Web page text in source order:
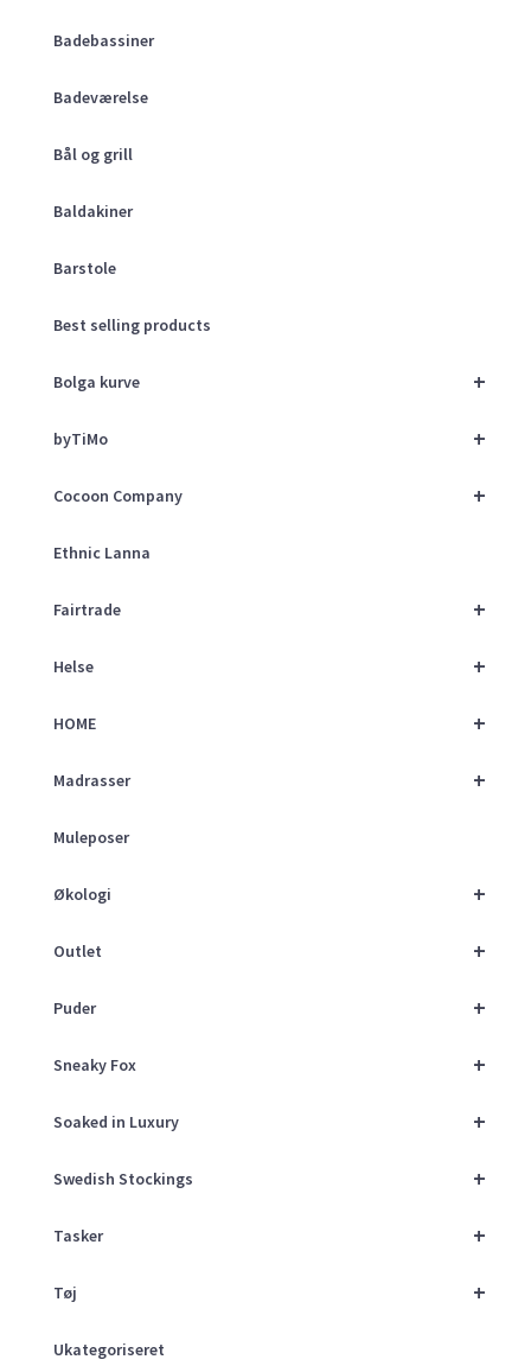
Badebassiner
Badeværelse
Bål og grill
Baldakiner
Barstole
Best selling products
+
Bolga kurve
+
byTiMo
+
Cocoon Company
Ethnic Lanna
+
Fairtrade
+
Helse
+
HOME
+
Madrasser
Muleposer
+
Økologi
+
Outlet
+
Puder
+
Sneaky Fox
+
Soaked in Luxury
+
Swedish Stockings
+
Tasker
+
Tøj
Ukategoriseret